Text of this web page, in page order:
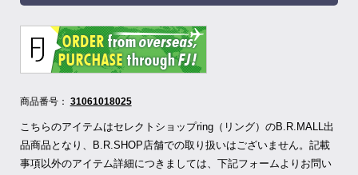
商品番号： 31061018025
こちらのアイテムはセレクトショップring（リング）のB.R.MALL出
品商品となり、B.R.SHOP店舗での取り扱いはございません。記載
事項以外のアイテム詳細につきましては、下記フォームよりお問い